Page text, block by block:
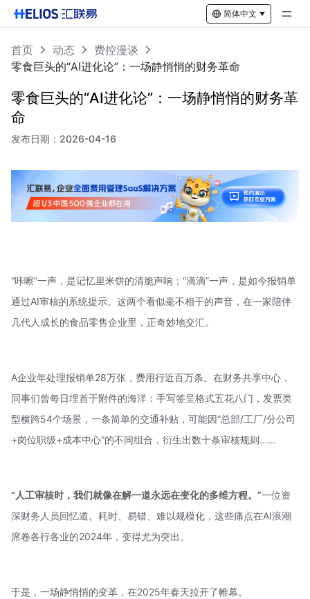
简体中文
首页 动态
费控漫谈
零食巨头的“AI进化论”：一场静悄悄的财务革命
零食巨头的“AI进化论”：一场静悄悄的财务革
命
发布日期： 2026-04-16
“咔嚓”一声，是记忆里米饼的清脆声响；“滴滴”一声，是如今报销单
通过AI审核的系统提示。这两个看似毫不相干的声音，在一家陪伴
几代人成长的食品零售企业里，正奇妙地交汇。
A企业年处理报销单28万张，费用行近百万条。在财务共享中心，
同事们曾每日埋首于附件的海洋：手写签呈格式五花八门，发票类
型横跨54个场景，一条简单的交通补贴，可能因“总部/工厂/分公司
+岗位职级+成本中心”的不同组合，衍生出数十条审核规则......
“人工审核时，我们就像在解一道永远在变化的多维方程。”一位资
深财务人员回忆道。耗时、易错、难以规模化，这些痛点在AI浪潮
席卷各行各业的2024年，变得尤为突出。
于是，一场静悄悄的变革，在2025年春天拉开了帷幕。